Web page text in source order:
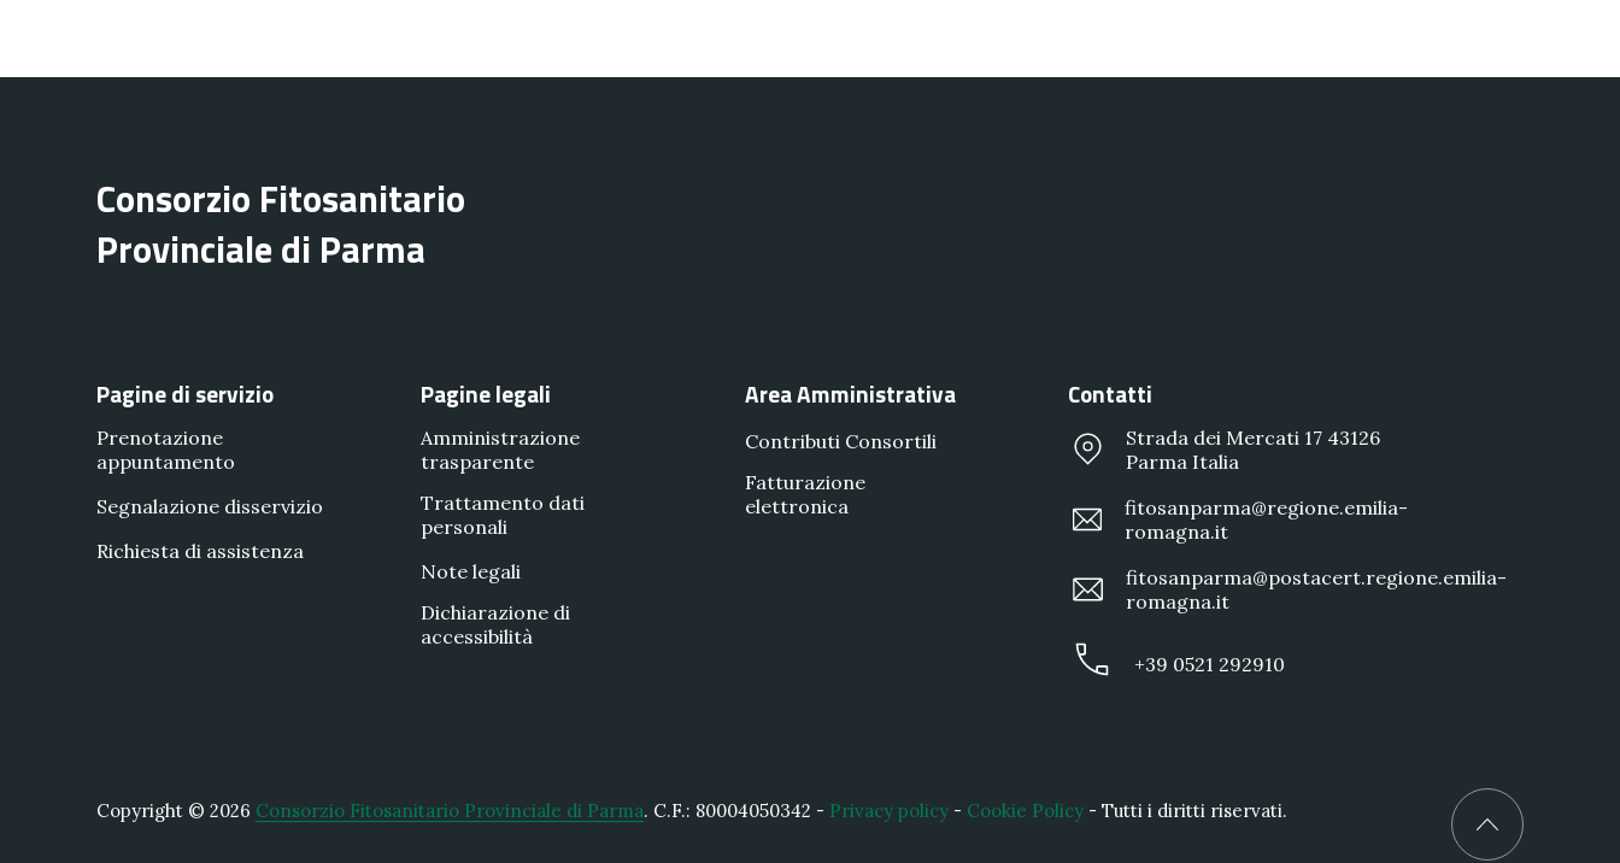
Consorzio Fitosanitario
Provinciale di Parma
Pagine di servizio
Prenotazione
appuntamento
Segnalazione disservizio
Richiesta di assistenza
Pagine legali
Amministrazione
trasparente
Trattamento dati
personali
Note legali
Dichiarazione di
accessibilità
Area Amministrativa
Contributi Consortili
Fatturazione
elettronica
Contatti
Strada dei Mercati 17 43126
Parma Italia
fitosanparma@regione.emilia-
romagna.it
fitosanparma@postacert.regione.emilia-
romagna.it
+39 0521 292910
Copyright © 2026 Consorzio Fitosanitario Provinciale di Parma. C.F.: 80004050342 - Privacy policy - Cookie Policy - Tutti i diritti riservati.
Back to Top